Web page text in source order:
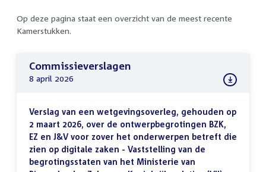
Op deze pagina staat een overzicht van de meest recente
Kamerstukken.
Commissieverslagen
8 april 2026
Verslag van een wetgevingsoverleg, gehouden op
2 maart 2026, over de ontwerpbegrotingen BZK,
EZ en J&V voor zover het onderwerpen betreft die
zien op digitale zaken - Vaststelling van de
begrotingsstaten van het Ministerie van